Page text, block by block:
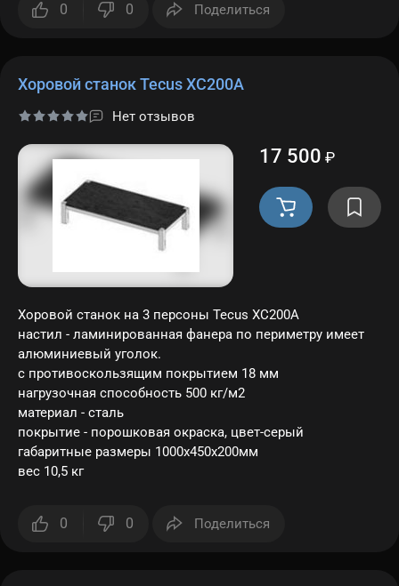
0 0 Поделиться
Хоровой станок Tecus ХС200A
Нет отзывов
17 500 ₽
Хоровой станок на 3 персоны Tecus ХС200A
настил - ламинированная фанера по периметру имеет
алюминиевый уголок.
с противоскользящим покрытием 18 мм
нагрузочная способность 500 кг/м2
материал - сталь
покрытие - порошковая окраска, цвет-серый
габаритные размеры 1000х450х200мм
вес 10,5 кг
0 0 Поделиться